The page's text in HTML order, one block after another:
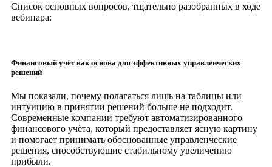
Список основных вопросов, тщательно разобранных в ходе
вебинара:
Финансовый учёт как основа для эффективных управленческих
решений
Мы показали, почему полагаться лишь на таблицы или
интуицию в принятии решений больше не подходит.
Современные компании требуют автоматизированного
финансового учёта, который предоставляет ясную картину
и помогает принимать обоснованные управленческие
решения, способствующие стабильному увеличению
прибыли.